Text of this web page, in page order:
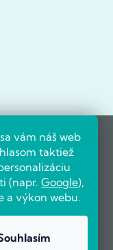
vám náš web
taktiež
(napr. Google),
a výkon webu.